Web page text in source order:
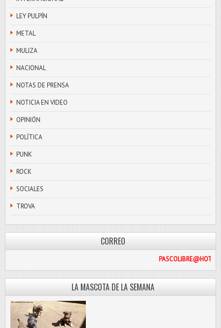
LEY PULPÍN
METAL
MULIZA
NACIONAL
NOTAS DE PRENSA
NOTICIA EN VIDEO
OPINIÓN
POLÍTICA
PUNK
ROCK
SOCIALES
TROVA
CORREO
LA MASCOTA DE LA SEMANA